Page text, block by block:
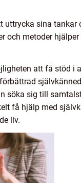
sina tankar
och metoder
att få stöd i
söka sig till
få hjälp med
liv.